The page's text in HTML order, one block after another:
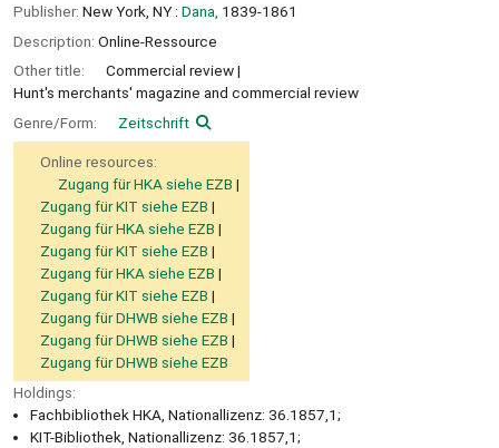
Publisher: New York, NY : Dana, 1839-1861
Description: Online-Ressource
Other title:
Commercial review
Hunt's merchants' magazine and commercial review
Genre/Form:
Zeitschrift
Online resources:
Zugang für HKA siehe EZB
Zugang für KIT siehe EZB
Zugang für HKA siehe EZB
Zugang für KIT siehe EZB
Zugang für HKA siehe EZB
Zugang für KIT siehe EZB
Zugang für DHWB siehe EZB
Zugang für DHWB siehe EZB
Zugang für DHWB siehe EZB
Holdings:
Fachbibliothek HKA, Nationallizenz: 36.1857,1;
KIT-Bibliothek, Nationallizenz: 36.1857,1;